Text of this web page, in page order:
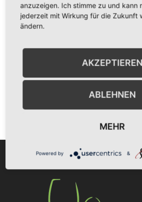
Alles Anzeigen
anzuzeigen. Ich stimme zu und kann
jederzeit mit Wirkung für die Zukunft
ändern.
AKZEPTIEREN
ABLEHNEN
MEHR
Powered by &